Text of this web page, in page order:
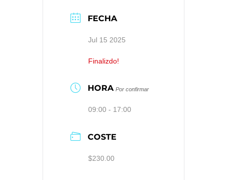
FECHA
Jul 15 2025
Finalizdo!
HORA Por confirmar
09:00 - 17:00
COSTE
$230.00